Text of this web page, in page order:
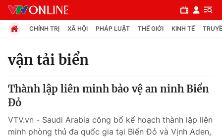
Chuyên mục
Chính trị
Xã hội
CHÍNH TRỊ XÃ HỘI PHÁP LUẬT THẾ GIỚI KINH TẾ
vận tải biển
Thành lập liên minh bảo vệ an ninh Biển
Đỏ
VTV.vn - Saudi Arabia công bố kế hoạch thành lập liên
minh phòng thủ đa quốc gia tại Biển Đỏ và Vịnh Aden,